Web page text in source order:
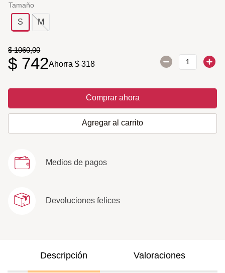
Tamaño
S M
$ 1060,00
$ 742Ahorra$ 318
Comprar ahora
Agregar al carrito
Medios de pagos
Devoluciones felices
Descripción Valoraciones